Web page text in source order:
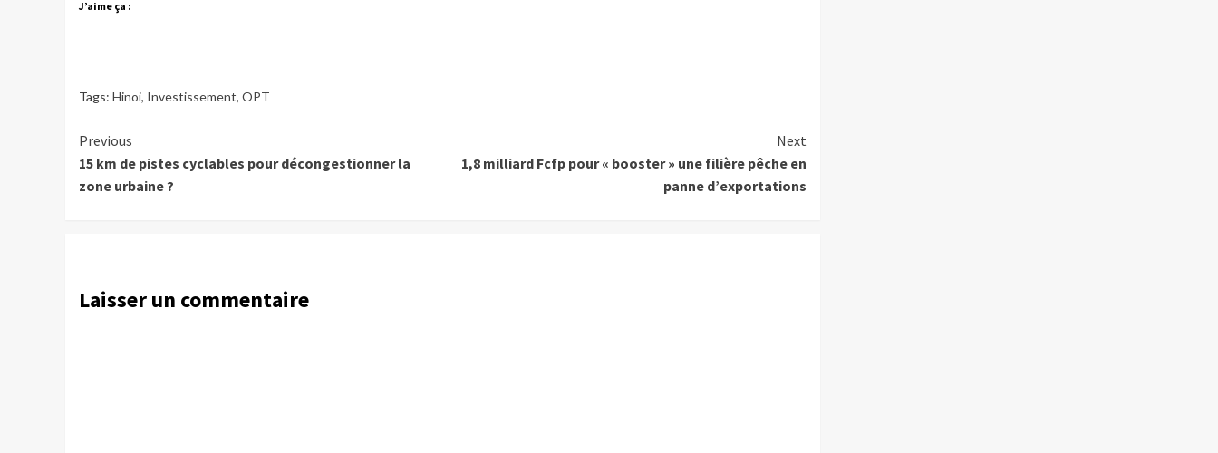
J’aime ça :
Tags: Hinoi, Investissement, OPT
Continue
Reading
Previous
15 km de pistes cyclables pour décongestionner la
zone urbaine ?
Next
1,8 milliard Fcfp pour « booster » une filière pêche en
panne d’exportations
Laisser un commentaire